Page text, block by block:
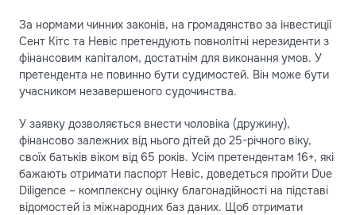
За нормами чинних законів, на громадянство за інвестиції
Сент Кітс та Невіс претендують повнолітні нерезиденти з
фінансовим капіталом, достатнім для виконання умов. У
претендента не повинно бути судимостей. Він може бути
учасником незавершеного судочинства.
У заявку дозволяється внести чоловіка (дружину),
фінансово залежних від нього дітей до 25-річного віку,
своїх батьків віком від 65 років. Усім претендентам 16+, які
бажають отримати паспорт Невіс, доведеться пройти Due
Diligence – комплексну оцінку благонадійності на підставі
відомостей із міжнародних баз даних. Щоб отримати